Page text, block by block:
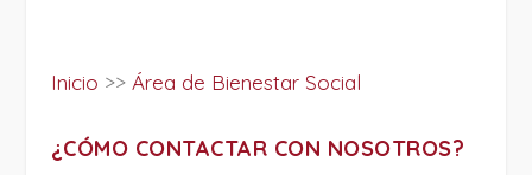
Inicio >> Área de Bienestar Social
¿CÓMO CONTACTAR CON NOSOTROS?